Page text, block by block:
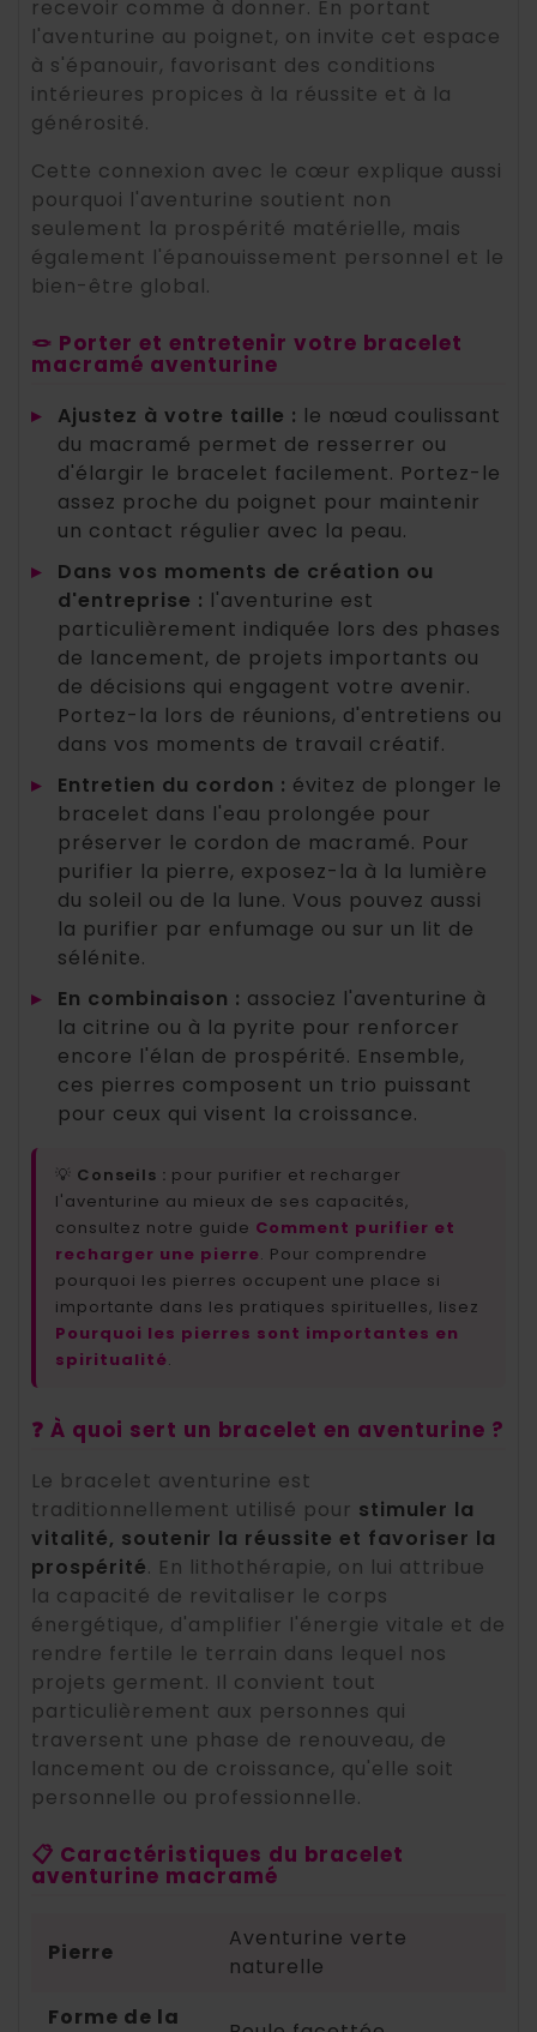
recevoir comme à donner. En portant
l'aventurine au poignet, on invite cet espace
à s'épanouir, favorisant des conditions
intérieures propices à la réussite et à la
générosité.
Cette connexion avec le cœur explique aussi
pourquoi l'aventurine soutient non
seulement la prospérité matérielle, mais
également l'épanouissement personnel et le
bien-être global.
🪢 Porter et entretenir votre bracelet
macramé aventurine
▸ Ajustez à votre taille : le nœud coulissant
du macramé permet de resserrer ou
d'élargir le bracelet facilement. Portez-le
assez proche du poignet pour maintenir
un contact régulier avec la peau.
▸
Dans vos moments de création ou
d'entreprise : l'aventurine est
particulièrement indiquée lors des phases
de lancement, de projets importants ou
de décisions qui engagent votre avenir.
Portez-la lors de réunions, d'entretiens ou
dans vos moments de travail créatif.
▸
Entretien du cordon : évitez de plonger le
bracelet dans l'eau prolongée pour
préserver le cordon de macramé. Pour
purifier la pierre, exposez-la à la lumière
du soleil ou de la lune. Vous pouvez aussi
la purifier par enfumage ou sur un lit de
sélénite.
▸
En combinaison : associez l'aventurine à
la citrine ou à la pyrite pour renforcer
encore l'élan de prospérité. Ensemble,
ces pierres composent un trio puissant
pour ceux qui visent la croissance.
💡 Conseils : pour purifier et recharger
l'aventurine au mieux de ses capacités,
consultez notre guide Comment purifier et
recharger une pierre. Pour comprendre
pourquoi les pierres occupent une place si
importante dans les pratiques spirituelles, lisez
Pourquoi les pierres sont importantes en
spiritualité.
❓ À quoi sert un bracelet en aventurine ?
Le bracelet aventurine est
traditionnellement utilisé pour stimuler la
vitalité, soutenir la réussite et favoriser la
prospérité. En lithothérapie, on lui attribue
la capacité de revitaliser le corps
énergétique, d'amplifier l'énergie vitale et de
rendre fertile le terrain dans lequel nos
projets germent. Il convient tout
particulièrement aux personnes qui
traversent une phase de renouveau, de
lancement ou de croissance, qu'elle soit
personnelle ou professionnelle.
📋 Caractéristiques du bracelet
aventurine macramé
Pierre
Aventurine verte
naturelle
Forme de la